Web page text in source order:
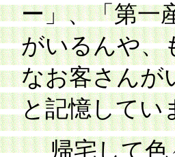
ー」、「第一
がいるんや、
なお客さんが
と記憶してい
帰宅して色